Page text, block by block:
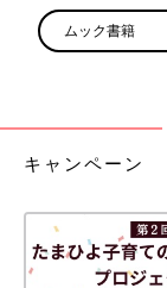
です。
ちょっとした配
・
乳児用液体ミ
・命にもかかわる
窓！
ムック書籍
キャンペーン